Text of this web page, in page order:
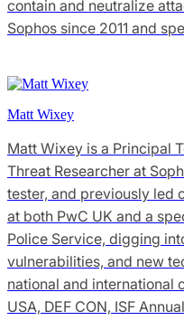
contain and neutralize
Sophos since 2011 and
Matt Wixey
Matt Wixey is a Principal
Threat Researcher at
tester, and previously led
at both PwC UK and a
Police Service, digging
vulnerabilities, and new
national and international
USA, DEF CON, ISF